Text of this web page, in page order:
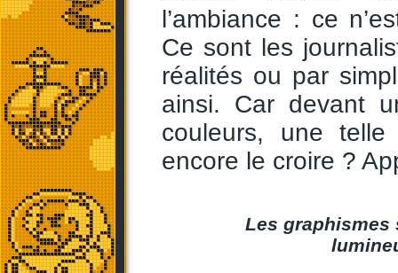
l’ambiance : ce
Ce sont les
réalités ou par
ainsi. Car devant
couleurs, une
encore le croire ?
Les graphismes